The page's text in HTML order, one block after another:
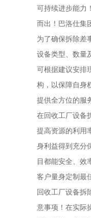
可持续进步能力
而出！巴洛仕集
为了确保拆除差
设备类型、数量
可根据建议安排
构，以保障自身
提供全方位的服
在回收工厂设备
提高资源的利用
身利益得到充分
目都能安全、效
客户量身定制最
回收工厂设备拆
意事项！在实际